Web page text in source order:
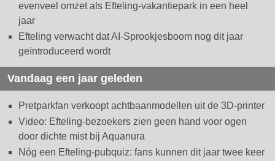
evenveel omzet als Efteling-vakantiepark in een heel
jaar
Efteling verwacht dat AI-Sprookjesboom nog dit jaar
geïntroduceerd wordt
Vandaag een jaar geleden
Pretparkfan verkoopt achtbaanmodellen uit de 3D-printer
Video: Efteling-bezoekers zien geen hand voor ogen
door dichte mist bij Aquanura
Nóg een Efteling-pubquiz: fans kunnen dit jaar twee keer